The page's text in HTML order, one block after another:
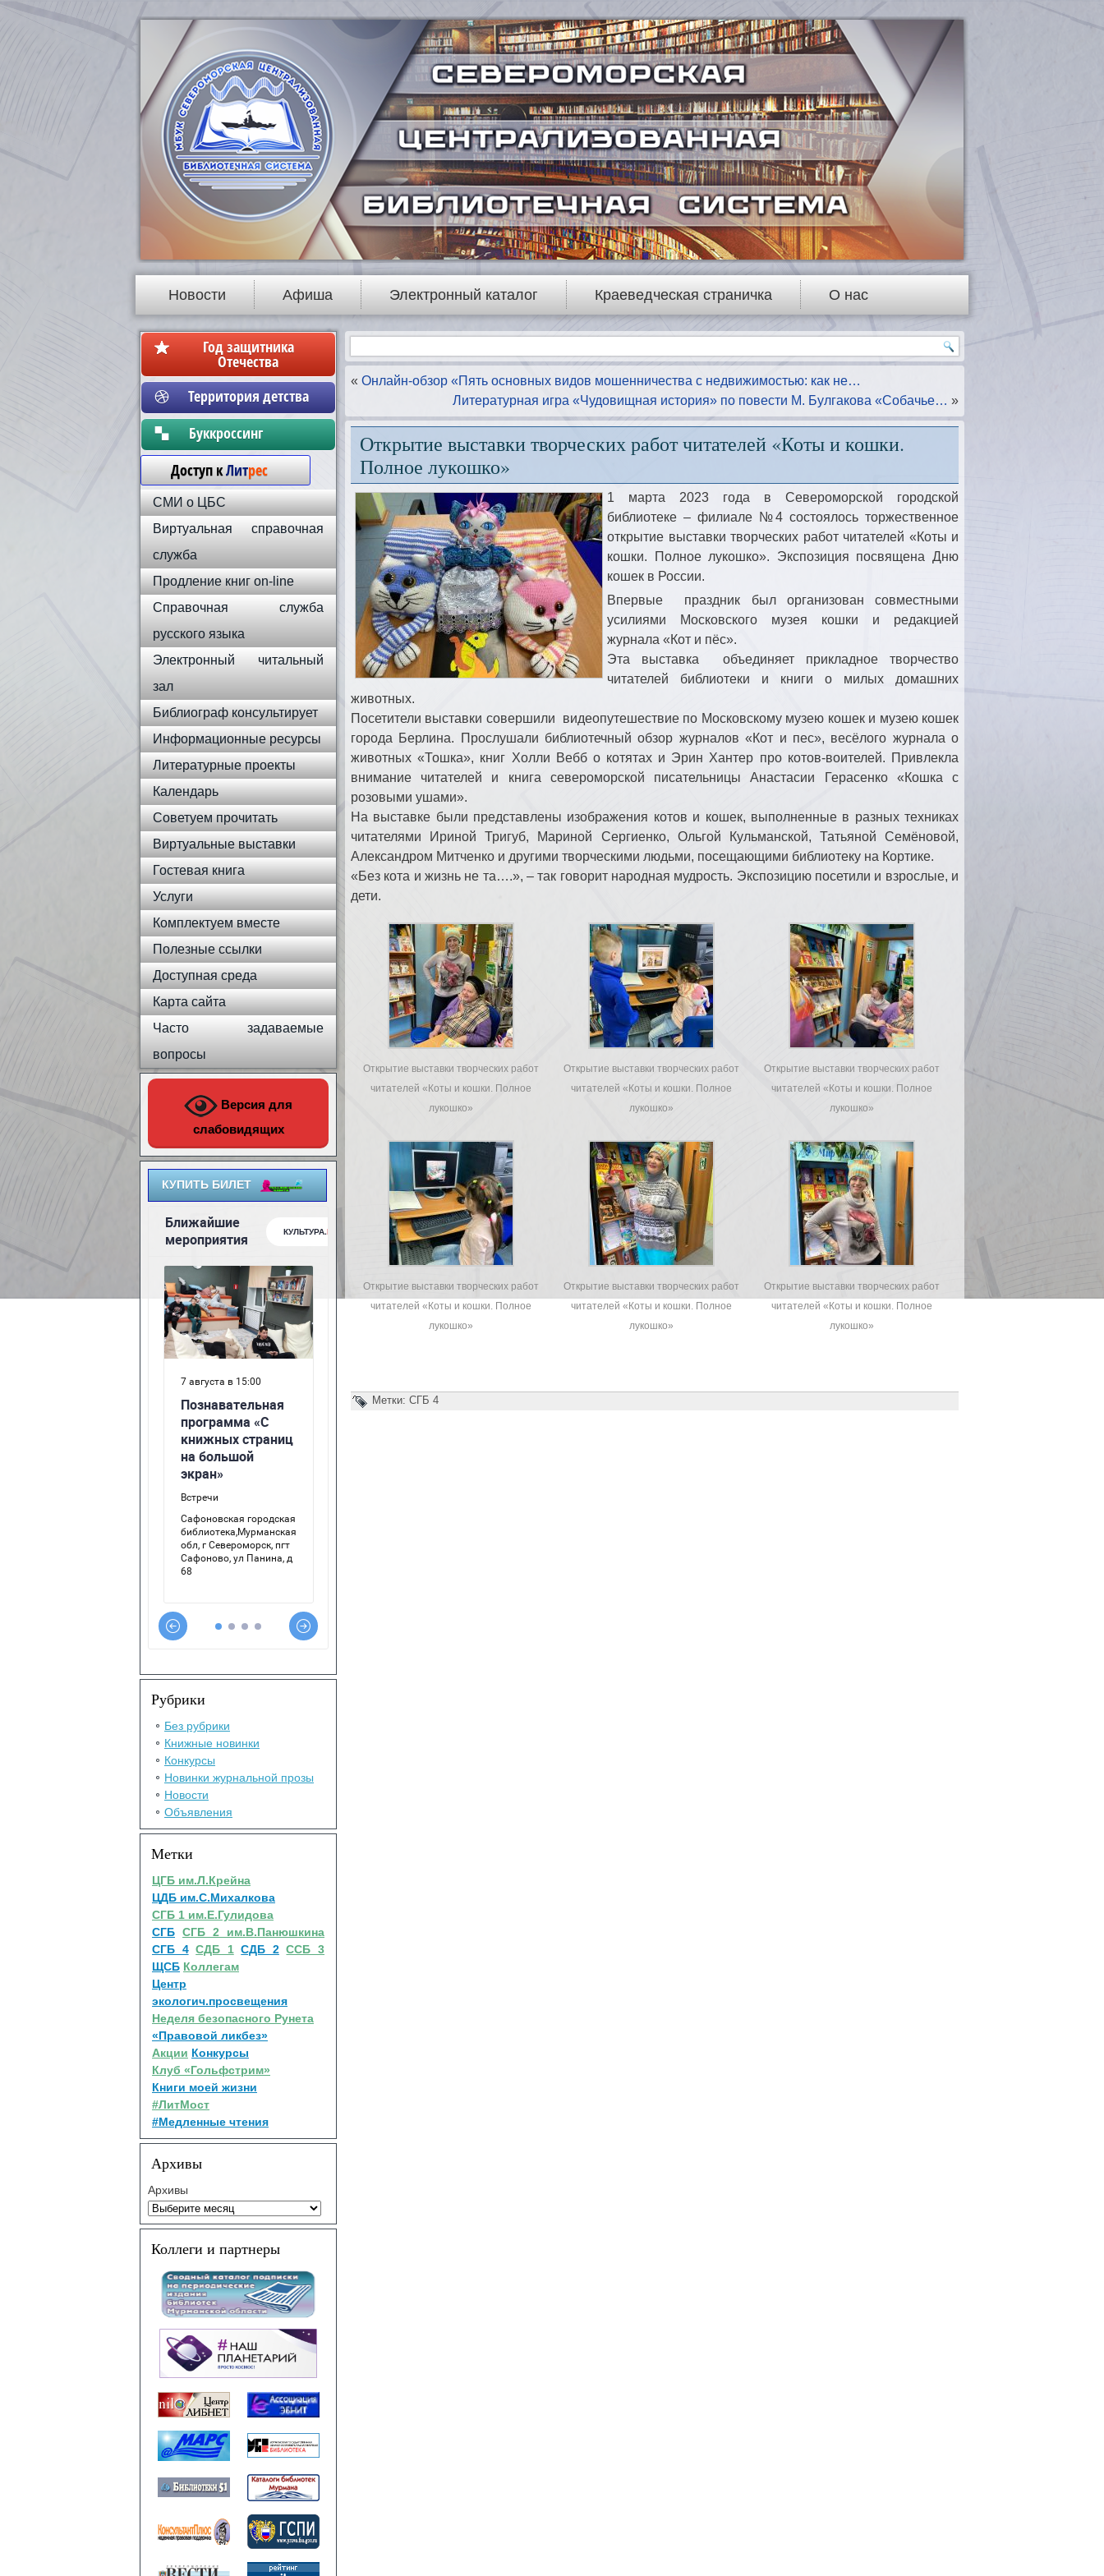
Новости Афиша Электронный каталог Краеведческая страничка О нас
Год защитника
Отечества
Территория детства
Бyккpoccинг
Доступ кЛитрес
СМИ о ЦБС
Виртуальная справочная
служба
Продление книг on-line
Справочная служба
русского языка
Электронный читальный
зал
Библиограф консультирует
Информационные ресурсы
Литературные проекты
Календарь
Советуем прочитать
Виртуальные выставки
Гостевая книга
Услуги
Комплектуем вместе
Полезные ссылки
Доступная среда
Карта сайта
Часто задаваемые
вопросы
Версия для
слабовидящих
КУПИТЬ БИЛЕТ
Рубрики
Без рубрики
Книжные новинки
Конкурсы
Новинки журнальной прозы
Новости
Объявления
Метки
ЦГБ им.Л.Крейна
ЦДБ им.С.Михалкова
СГБ 1 им.Е.Гулидова
СГБ СГБ 2 им.В.Панюшкина
СГБ 4 СДБ 1 СДБ 2 ССБ 3
ЩСБ Коллегам
Центр
экологич.просвещения
Неделя безопасного Рунета
«Правовой ликбез»
Акции Конкурсы
Клуб «Гольфстрим»
Книги моей жизни
#ЛитМост
#Медленные чтения
Архивы
Архивы
Коллеги и партнеры
« Онлайн-обзор «Пять основных видов мошенничества с недвижимостью: как не…
Литературная игра «Чудовищная история» по повести М. Булгакова «Собачье… »
Открытие выставки творческих работ читателей «Коты и кошки.
Полное лукошко»
1 марта 2023 года в Североморской городской
библиотеке – филиале №4 состоялось торжественное
открытие выставки творческих работ читателей «Коты и
кошки. Полное лукошко». Экспозиция посвящена Дню
кошек в России.
Впервые праздник был организован совместными
усилиями Московского музея кошки и редакцией
журнала «Кот и пёс».
Эта выставка объединяет прикладное творчество
читателей библиотеки и книги о милых домашних
животных.
Посетители выставки совершили видеопутешествие по Московскому музею кошек и музею кошек
города Берлина. Прослушали библиотечный обзор журналов «Кот и пес», весёлого журнала о
животных «Тошка», книг Холли Вебб о котятах и Эрин Хантер про котов-воителей. Привлекла
внимание читателей и книга североморской писательницы Анастасии Герасенко «Кошка с
розовыми ушами».
На выставке были представлены изображения котов и кошек, выполненные в разных техниках
читателями Ириной Тригуб, Мариной Сергиенко, Ольгой Кульманской, Татьяной Семёновой,
Александром Митченко и другими творческими людьми, посещающими библиотеку на Кортике.
«Без кота и жизнь не та….», – так говорит народная мудрость. Экспозицию посетили и взрослые, и
дети.
Открытие выставки творческих работ
читателей «Коты и кошки. Полное
лукошко»
Открытие выставки творческих работ
читателей «Коты и кошки. Полное
лукошко»
Открытие выставки творческих работ
читателей «Коты и кошки. Полное
лукошко»
Открытие выставки творческих работ
читателей «Коты и кошки. Полное
лукошко»
Открытие выставки творческих работ
читателей «Коты и кошки. Полное
лукошко»
Открытие выставки творческих работ
читателей «Коты и кошки. Полное
лукошко»
Метки: СГБ 4